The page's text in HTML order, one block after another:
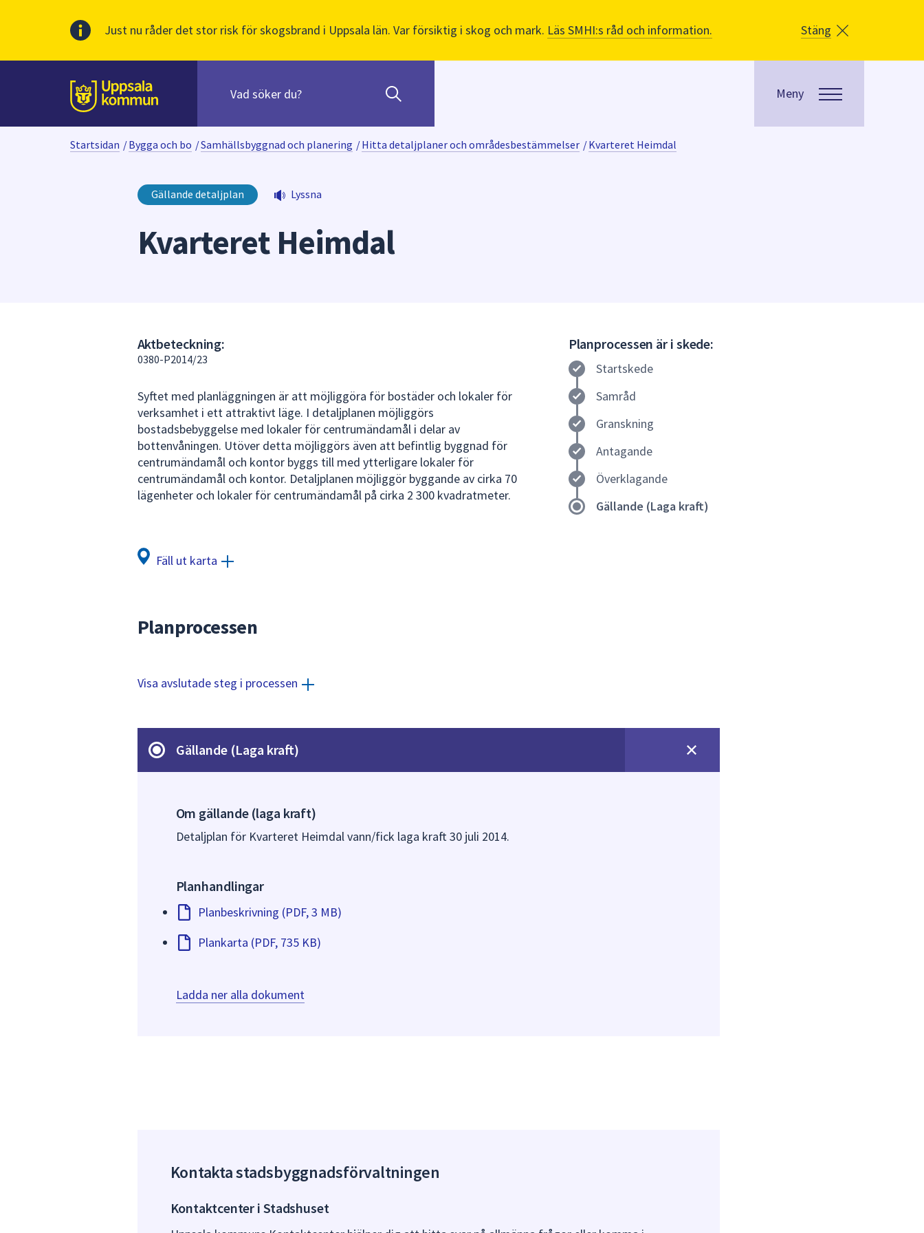
Just nu råder det stor risk för skogsbrand i Uppsala län. Var försiktig i skog och mark. Läs SMHI:s råd och information. Stäng
Till sidans
huvudinnehåll
innehåll
När
börjar
skriva
sökfältet
kommer
Använd
piltangenterna
att
navigera
mellan
sökförslagen
och
enter
för
av
Meny
Startsidan /Bygga och bo /Samhällsbyggnad och planering /Hitta detaljplaner och områdesbestämmelser /Kvarteret Heimdal
Gällande detaljplan Lyssna
Kvarteret Heimdal
Aktbeteckning:
0380-P2014/23
Syftet med planläggningen är att möjliggöra för bostäder och lokaler för
verksamhet i ett attraktivt läge. I detaljplanen möjliggörs
bostadsbebyggelse med lokaler för centrumändamål i delar av
bottenvåningen. Utöver detta möjliggörs även att befintlig byggnad för
centrumändamål och kontor byggs till med ytterligare lokaler för
centrumändamål och kontor. Detaljplanen möjliggör byggande av cirka 70
lägenheter och lokaler för centrumändamål på cirka 2 300 kvadratmeter.
Planprocessen är i skede:
Startskede
Samråd
Granskning
Antagande
Överklagande
Gällande (Laga kraft)
Fäll ut karta
Planprocessen
Visa avslutade steg i processen
Gällande (Laga kraft)
Om gällande (laga kraft)
Detaljplan för Kvarteret Heimdal vann/fick laga kraft 30 juli 2014.
Planhandlingar
Planbeskrivning (PDF, 3 MB)
Plankarta (PDF, 735 KB)
Ladda ner alla dokument
Kontakta stadsbyggnadsförvaltningen
Kontaktcenter i Stadshuset